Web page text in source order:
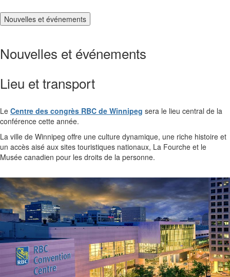
Nouvelles et événements
Nouvelles et événements
Lieu et transport
Le Centre des congrès RBC de Winnipeg sera le lieu central de la
conférence cette année.
La ville de Winnipeg offre une culture dynamique, une riche histoire et
un accès aisé aux sites touristiques nationaux, La Fourche et le
Musée canadien pour les droits de la personne.